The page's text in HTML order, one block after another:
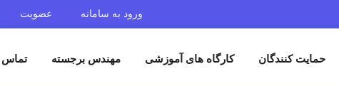
ورود به سامانه عضویت
حمایت کنندگان کارگاه های آموزشی مهندس برجسته تماس